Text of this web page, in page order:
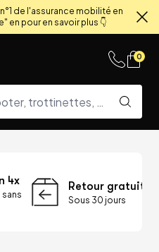
de l'assurance mobilité en
en pour en savoir plus 👇
0
4x
sans
Retour gratuit
Sous 30 jours